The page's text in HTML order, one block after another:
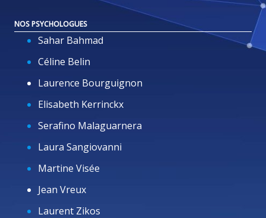
NOS PSYCHOLOGUES
Sahar Bahmad
Céline Belin
Laurence Bourguignon
Elisabeth Kerrinckx
Serafino Malaguarnera
Laura Sangiovanni
Martine Visée
Jean Vreux
Laurent Zikos